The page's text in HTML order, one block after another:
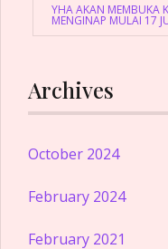
YHA AKAN MEMBUKA
MENGINAP MULAI 17
Archives
October 2024
February 2024
February 2021